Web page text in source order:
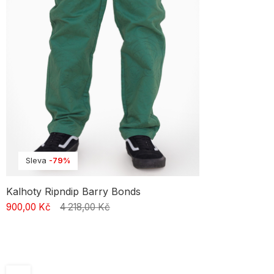
Sleva -79%
Kalhoty Ripndip Barry Bonds
900,00 Kč 4 218,00 Kč